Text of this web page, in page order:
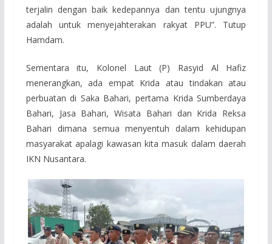
terjalin dengan baik kedepannya dan tentu ujungnya
adalah untuk menyejahterakan rakyat PPU”. Tutup
Hamdam.
Sementara itu, Kolonel Laut (P) Rasyid Al Hafiz
menerangkan, ada empat Krida atau tindakan atau
perbuatan di Saka Bahari, pertama Krida Sumberdaya
Bahari, Jasa Bahari, Wisata Bahari dan Krida Reksa
Bahari dimana semua menyentuh dalam kehidupan
masyarakat apalagi kawasan kita masuk dalam daerah
IKN Nusantara.